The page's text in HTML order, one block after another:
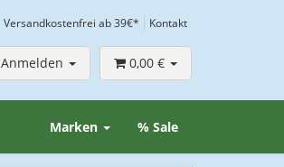
Versandkostenfrei ab 39€* Kontakt
Anmelden 0,00 €
% Sale
Marken